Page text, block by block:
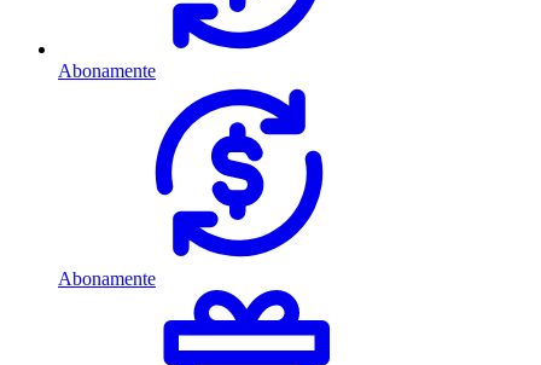
Abonamente
Abonamente